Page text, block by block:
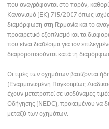
που αναγράφονται στο παρόν,
Κανονισμό (ΕΚ) 715/2007 όπως
διαμόρφωση στη Γερμανία και το
προαιρετικό εξοπλισμό και τα
που είναι διαθέσιμα για τον
διαφοροποιούνται κατά τη
Οι τιμές των οχημάτων βασίζονται
(Εναρμονισμένη Παγκοσμίως
έχουν μετατραπεί σε ισοδύναμες
Οδήγησης (NEDC), προκειμένου να
μεταξύ των οχημάτων.